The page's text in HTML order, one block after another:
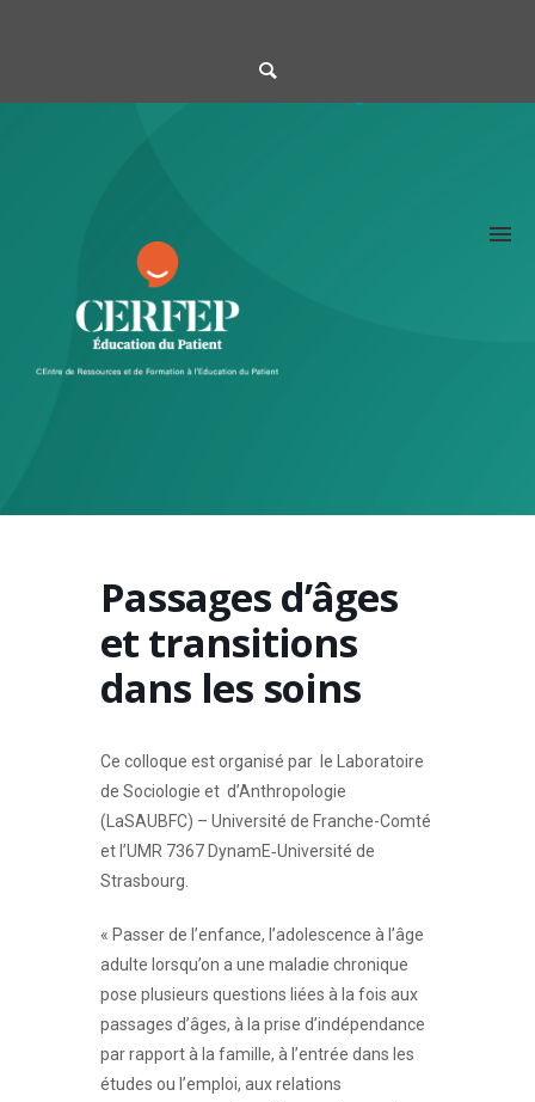
Passages d’âges
et transitions
dans les soins
Ce colloque est organisé par le Laboratoire
de Sociologie et d’Anthropologie
(LaSAUBFC) – Université de Franche-Comté
et l’UMR 7367 DynamE‐Université de
Strasbourg.
« Passer de l’enfance, l’adolescence à l’âge
adulte lorsqu’on a une maladie chronique
pose plusieurs questions liées à la fois aux
passages d’âges, à la prise d’indépendance
par rapport à la famille, à l’entrée dans les
études ou l’emploi, aux relations